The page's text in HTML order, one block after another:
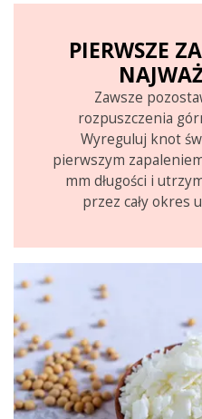
PIERWSZE
Zawsze
rozpuszczenia
Wyreguluj knot
pierwszym zapaleniem
mm długości i
przez cały okres